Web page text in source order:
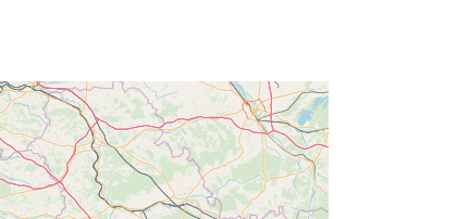
4845-8877-01eb76041e8d
http://data.europa.eu/88u/dataset/fr-
120066022-srv-90c8bee1-704d-
4fb4-b03c-5aa54fb7369a